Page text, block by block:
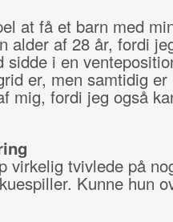
at få et barn med
alder af 28 år, fordi
i en
er, men samtidig er
mig, fordi jeg også
virkelig tvivlede på
Kunne hun